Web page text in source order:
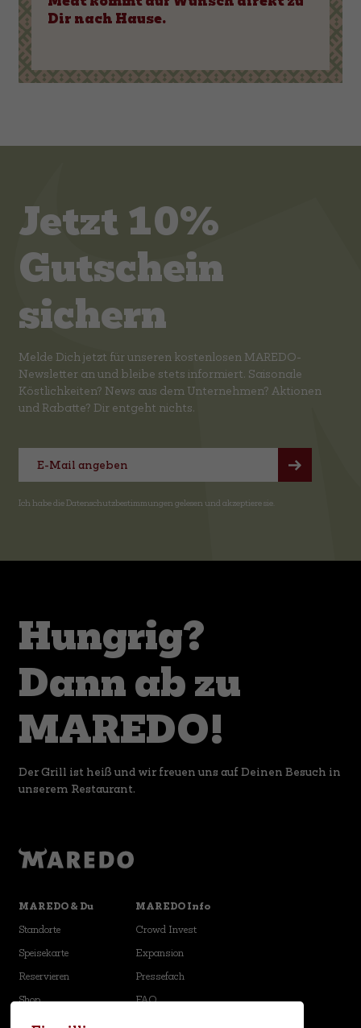
Dir nach Hause.
Hungrig?
Dann ab zu
MAREDO!
Der Grill ist heiß und wir freuen uns auf Deinen Besuch in
unserem Restaurant.
MAREDO & Du
Standorte
Speisekarte
Reservieren
Shop
Karriere
MAREDO Info
Crowd Invest
Expansion
Pressefach
FAQ
Jetzt 10%
Gutschein
sichern
Melde Dich jetzt für unseren kostenlosen MAREDO-
Newsletter an und bleibe stets informiert. Saisonale
Köstlichkeiten? News aus dem Unternehmen? Aktionen
und Rabatte? Dir entgeht nichts.
Ich habe dieDatenschutzbestimmungen gelesen und akzeptiere sie.